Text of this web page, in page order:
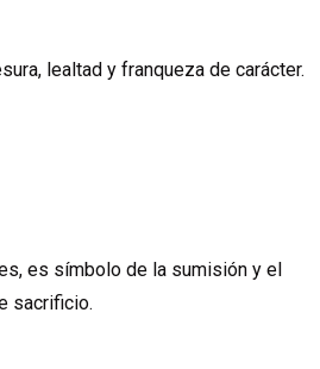
lealtad y franqueza de carácter.
es símbolo de la sumisión y el
sacrificio.